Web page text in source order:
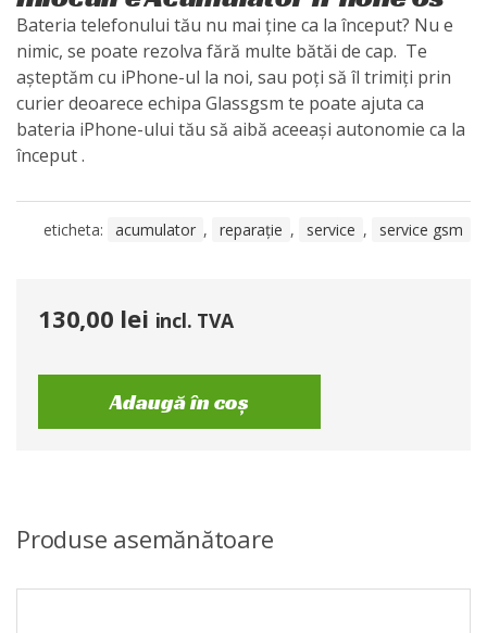
Bateria telefonului tău nu mai ține ca la început? Nu e
nimic, se poate rezolva fără multe bătăi de cap. Te
așteptăm cu iPhone-ul la noi, sau poți să îl trimiți prin
curier deoarece echipa Glassgsm te poate ajuta ca
bateria iPhone-ului tău să aibă aceeași autonomie ca la
început .
eticheta: acumulator , reparație , service , service gsm
130,00 lei incl. TVA
Adaugă în coș
Produse asemănătoare